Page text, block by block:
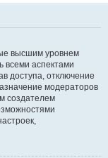
высшим уровнем
всеми аспектами
доступа, отключение
модераторов
создателем